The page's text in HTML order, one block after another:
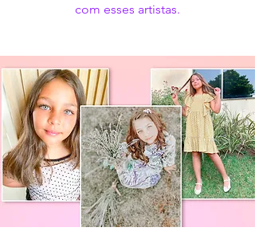
com esses artistas.